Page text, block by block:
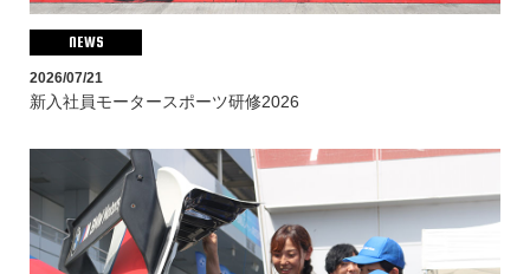
BMW & MINI Racing 2026
今さら聞けない!? レースのアレコレ
Archived
BMW & MINI Racing 2025
BMW & MINI Racing 2024
BMW & MINI Racing 2023
NEWS
2026/07/21
新入社員モータースポーツ研修2026